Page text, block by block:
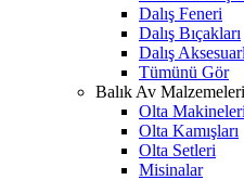
Dalış Feneri
Dalış Bıçakları
Dalış
Tümünü Gör
Balık Av Malzemeleri
Olta Makineleri
Olta Kamışları
Olta Setleri
Misinalar